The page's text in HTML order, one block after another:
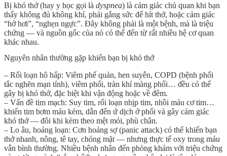
Bị khó thở(hay y học gọi là dyspnea) là cảm giác chủ quan khi bạn
thấy không đủ không khí, phải gắng sức để hít thở, hoặc cảm giác
“hở hơi”, “nghẹn ngực”. Đây không phải là một bệnh, mà là triệu
chứng — và nguồn gốc của nó có thể đến từ rất nhiều hệ cơ quan
khác nhau.
Nguyên nhân thường gặp khiến bạn bị khó thở
– Rối loạn hô hấp: Viêm phế quản, hen suyễn, COPD (bệnh phổi
tắc nghẽn mạn tính), viêm phổi, tràn khí màng phổi… đều có thể
gây bị khó thở, đặc biệt khi vận động hoặc về đêm.
– Vấn đề tim mạch: Suy tim, rối loạn nhịp tim, nhồi máu cơ tim…
khiến tim bơm máu kém, dẫn đến ứ dịch ở phổi và gây cảm giác
khó thở — đôi khi kèm theo mệt mỏi, phù chân.
– Lo âu, hoảng loạn: Cơn hoảng sợ (panic attack) có thể khiến bạn
thở nhanh, nông, tê tay, chóng mặt — nhưng thực tế oxy trong máu
vẫn bình thường. Nhiều bệnh nhân đến phòng khám với triệu chứng